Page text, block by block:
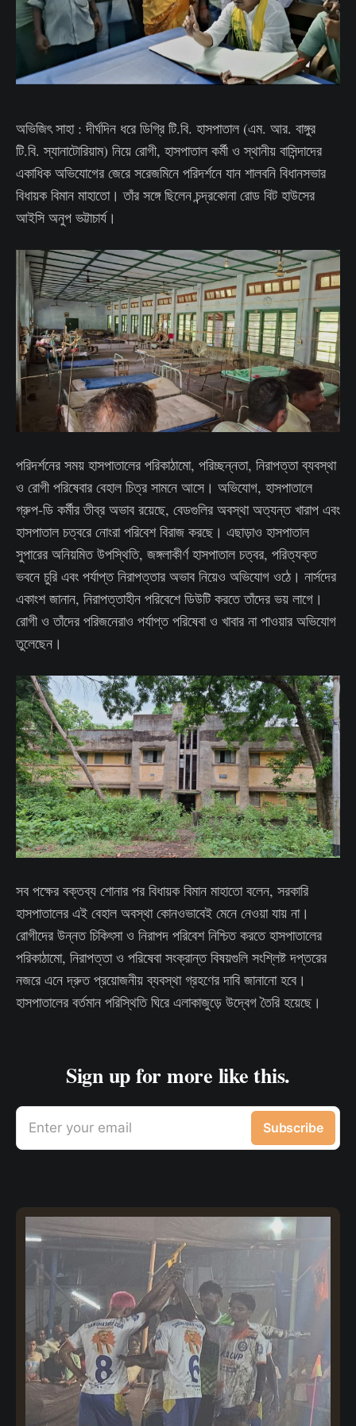
অভিজিৎ সাহা : দীর্ঘদিন ধরে ডিগ্রি টি.বি. হাসপাতাল (এম. আর. বাঙ্গুর
টি.বি. স্যানাটোরিয়াম) নিয়ে রোগী, হাসপাতাল কর্মী ও স্থানীয় বাসিন্দাদের
একাধিক অভিযোগের জেরে সরেজমিনে পরিদর্শনে যান শালবনি বিধানসভার
বিধায়ক বিমান মাহাতো। তাঁর সঙ্গে ছিলেন চন্দ্রকোনা রোড বিট হাউসের
আইসি অনুপ ভট্টাচার্য।
পরিদর্শনের সময় হাসপাতালের পরিকাঠামো, পরিচ্ছন্নতা, নিরাপত্তা ব্যবস্থা
ও রোগী পরিষেবার বেহাল চিত্র সামনে আসে। অভিযোগ, হাসপাতালে
গ্রুপ-ডি কর্মীর তীব্র অভাব রয়েছে, বেডগুলির অবস্থা অত্যন্ত খারাপ এবং
হাসপাতাল চত্বরে নোংরা পরিবেশ বিরাজ করছে। এছাড়াও হাসপাতাল
সুপারের অনিয়মিত উপস্থিতি, জঙ্গলাকীর্ণ হাসপাতাল চত্বর, পরিত্যক্ত
ভবনে চুরি এবং পর্যাপ্ত নিরাপত্তার অভাব নিয়েও অভিযোগ ওঠে। নার্সদের
একাংশ জানান, নিরাপত্তাহীন পরিবেশে ডিউটি করতে তাঁদের ভয় লাগে।
রোগী ও তাঁদের পরিজনেরাও পর্যাপ্ত পরিষেবা ও খাবার না পাওয়ার অভিযোগ
তুলেছেন।
সব পক্ষের বক্তব্য শোনার পর বিধায়ক বিমান মাহাতো বলেন, সরকারি
হাসপাতালের এই বেহাল অবস্থা কোনওভাবেই মেনে নেওয়া যায় না।
রোগীদের উন্নত চিকিৎসা ও নিরাপদ পরিবেশ নিশ্চিত করতে হাসপাতালের
পরিকাঠামো, নিরাপত্তা ও পরিষেবা সংক্রান্ত বিষয়গুলি সংশ্লিষ্ট দপ্তরের
নজরে এনে দ্রুত প্রয়োজনীয় ব্যবস্থা গ্রহণের দাবি জানানো হবে।
হাসপাতালের বর্তমান পরিস্থিতি ঘিরে এলাকাজুড়ে উদ্বেগ তৈরি হয়েছে।
Sign up for more like this.
Enter your email Subscribe